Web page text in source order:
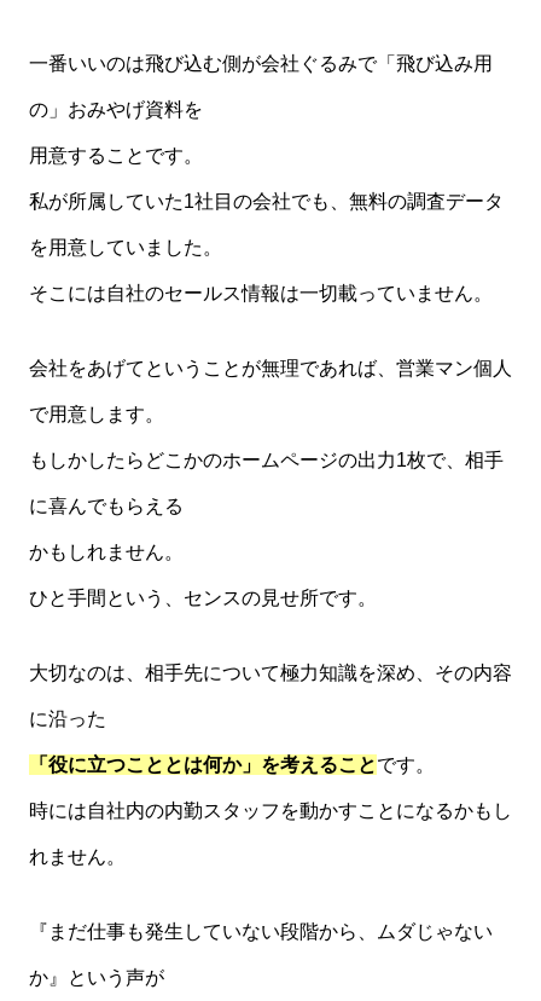
一番いいのは飛び込む側が会社ぐるみで「飛び込み用
の」おみやげ資料を
用意することです。
私が所属していた1社目の会社でも、無料の調査データ
を用意していました。
そこには自社のセールス情報は一切載っていません。
会社をあげてということが無理であれば、営業マン個人
で用意します。
もしかしたらどこかのホームページの出力1枚で、相手
に喜んでもらえる
かもしれません。
ひと手間という、センスの見せ所です。
大切なのは、相手先について極力知識を深め、その内容
に沿った
「役に立つこととは何か」を考えることです。
時には自社内の内勤スタッフを動かすことになるかもし
れません。
『まだ仕事も発生していない段階から、ムダじゃない
か』という声が